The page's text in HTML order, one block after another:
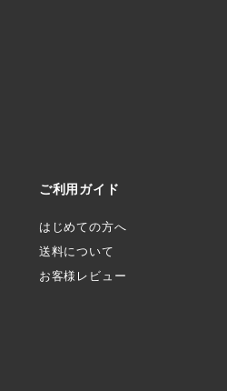
ご利用ガイド
はじめての方へ
送料について
お客様レビュー